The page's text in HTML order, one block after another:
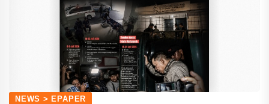
NEWS > EPAPER